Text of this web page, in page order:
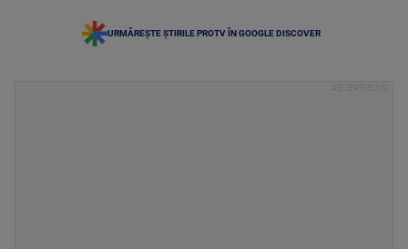
URMĂREȘTE ȘTIRILE PROTV ÎN GOOGLE DISCOVER